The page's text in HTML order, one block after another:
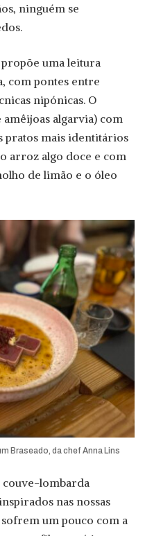
ninguém se
uma leitura
com pontes entre
nipónicas. O
algarvia) com
pratos mais identitários
arroz algo doce e com
de limão e o óleo
Braseado, da chef Anna Lins
couve-lombarda
nas nossas
um pouco com a